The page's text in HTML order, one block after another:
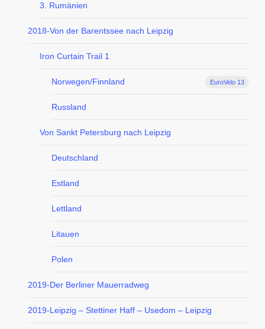
3. Rumänien
2018-Von der Barentssee nach Leipzig
Iron Curtain Trail 1
EuroVelo 13
Norwegen/Finnland
Russland
Von Sankt Petersburg nach Leipzig
Deutschland
Estland
Lettland
Litauen
Polen
2019-Der Berliner Mauerradweg
2019-Leipzig – Stettiner Haff – Usedom – Leipzig